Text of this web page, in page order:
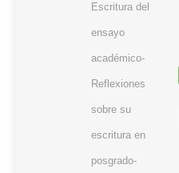
Escritura del
ensayo
académico-
Reflexiones
sobre su
escritura en
posgrado-